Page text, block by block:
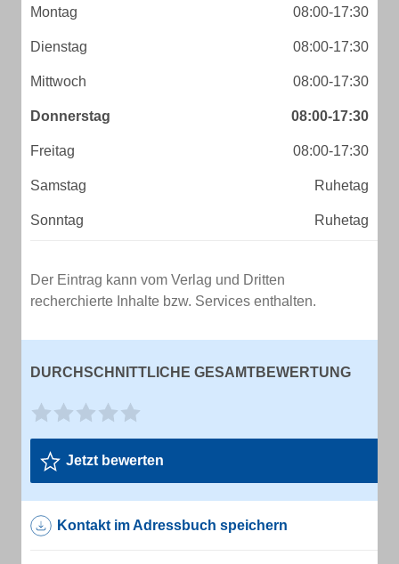
Montag 08:00-17:30
Dienstag 08:00-17:30
Mittwoch 08:00-17:30
Donnerstag 08:00-17:30
Freitag 08:00-17:30
Samstag Ruhetag
Sonntag Ruhetag
Der Eintrag kann vom Verlag und Dritten
recherchierte Inhalte bzw. Services enthalten.
DURCHSCHNITTLICHE GESAMTBEWERTUNG
Jetzt bewerten
Kontakt im Adressbuch speichern